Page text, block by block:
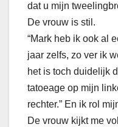
dat u mijn
De vrouw is stil.
“Mark heb ik ook al
jaar zelfs, zo ver ik
het is toch duidelijk
tatoeage op mijn
rechter.” En ik rol
De vrouw kijkt me